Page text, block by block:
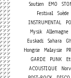
Soutien
EMO
Festival Suède
INSTRUMENTAL
Mysik Allemagne
Euskadi Sahara
Hongrie Malaysie
GARDE
PUNK
ACOUSTIQUE